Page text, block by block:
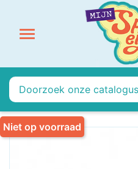

Niet op voorraad